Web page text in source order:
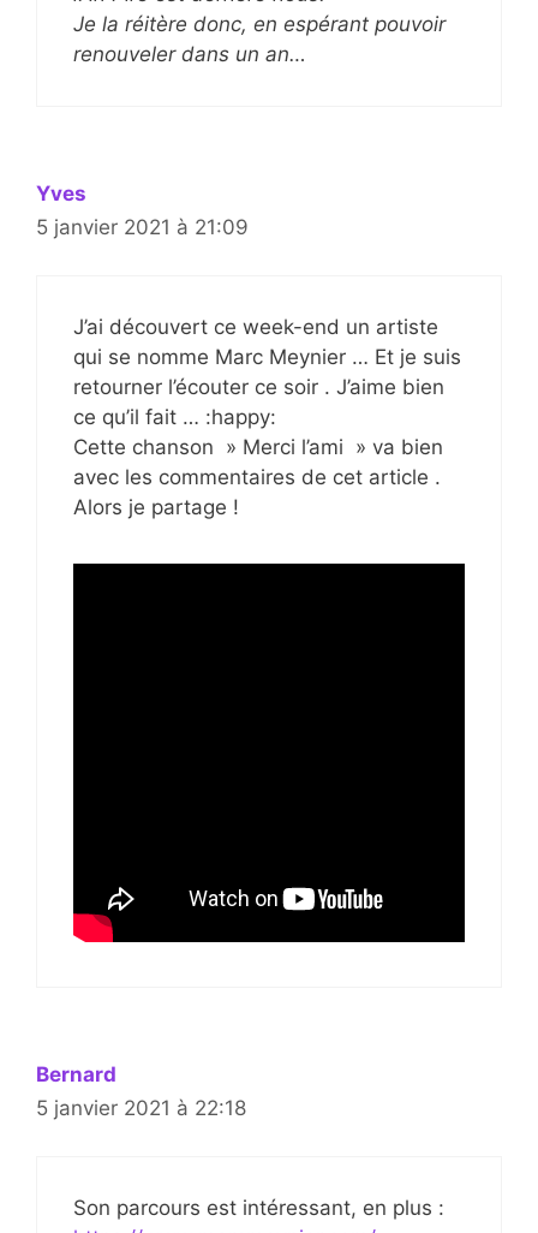
Je la réitère donc, en espérant pouvoir
renouveler dans un an…
Yves
5 janvier 2021 à 21:09
J’ai découvert ce week-end un artiste
qui se nomme Marc Meynier … Et je suis
retourner l’écouter ce soir . J’aime bien
ce qu’il fait … :happy:
Cette chanson » Merci l’ami » va bien
avec les commentaires de cet article .
Alors je partage !
Bernard
5 janvier 2021 à 22:18
Son parcours est intéressant, en plus :